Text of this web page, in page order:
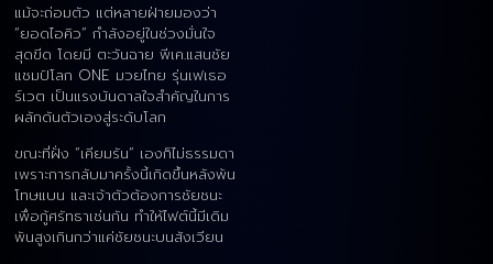
แม้จะถ่อมตัว แต่หลายฝ่ายมองว่า
“ยอดไอคิว” กำลังอยู่ในช่วงมั่นใจ
สุดขีด โดยมี ตะวันฉาย พีเค.แสนชัย
แชมป์โลก ONE มวยไทย รุ่นเฟเธอ
ร์เวต เป็นแรงบันดาลใจสำคัญในการ
ผลักดันตัวเองสู่ระดับโลก
ขณะที่ฝั่ง “เคียมรัน” เองก็ไม่ธรรมดา
เพราะการกลับมาครั้งนี้เกิดขึ้นหลังพ้น
โทษแบน และเจ้าตัวต้องการชัยชนะ
เพื่อกู้ศรัทธาเช่นกัน ทำให้ไฟต์นี้มีเดิม
พันสูงเกินกว่าแค่ชัยชนะบนสังเวียน